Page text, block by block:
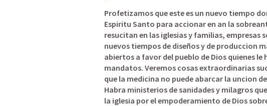
Profetizamos que este es un nuevo tiempo
Espiritu Santo para accionar en an la
resucitan en las iglesias y familias, empresas
nuevos tiempos de diseños y de produccion
abiertos a favor del pueblo de Dios quienes le
mandatos. Veremos cosas extraordinarias
Habra ministerios de sanidades y milagros
la iglesia por el empoderamiento de Dios